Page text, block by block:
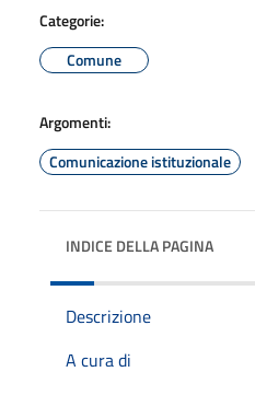
Categorie:
Comune
Argomenti:
Comunicazione istituzionale
INDICE DELLA PAGINA
Descrizione
A cura di